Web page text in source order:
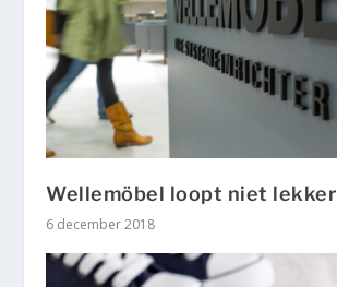
Wellemöbel loopt niet lekker
6 december 2018